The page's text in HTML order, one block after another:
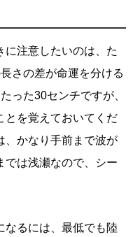
に注意したいのは、た
さの差が命運を分ける
った30センチですが、
とを覚えておいてくだ
、かなり手前まで波が
では浅瀬なので、シー
なるには、最低でも陸